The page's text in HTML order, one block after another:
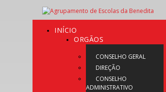
INÍCIO
ORGÃOS
CONSELHO GERAL
DIREÇÃO
CONSELHO
ADMINISTRATIVO